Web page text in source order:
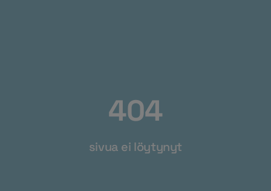
404
sivua ei löytynyt